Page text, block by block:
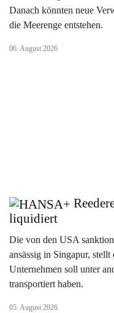
Danach könnten neue
die Meerenge entstehen.
06. August 2026
liquidiert
Die von den USA
ansässig in Singapur,
Unternehmen soll unter
transportiert haben.
05. August 2026